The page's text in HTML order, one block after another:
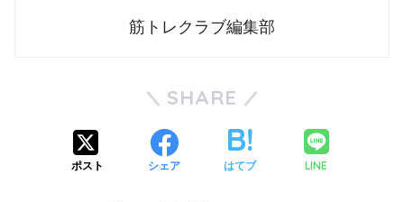
筋トレクラブ編集部
SHARE
ポスト シェア はてブ LINE